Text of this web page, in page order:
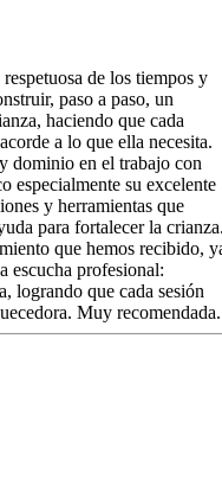
de los tiempos y
paso a paso, un
haciendo que cada
a lo que ella necesita.
dominio en el trabajo con
especialmente su excelente
y herramientas que
para fortalecer la
que hemos recibido,
escucha profesional:
logrando que cada sesión
Muy recomendada.